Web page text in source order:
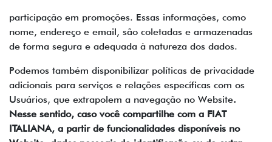
participação em promoções. Essas informações, como
nome, endereço e email, são coletadas e armazenadas
de forma segura e adequada à natureza dos dados.
Podemos também disponibilizar políticas de privacidade
adicionais para serviços e relações específicas com os
Usuários, que extrapolem a navegação no Website.
Nesse sentido, caso você compartilhe com a FIAT
ITALIANA, a partir de funcionalidades disponíveis no